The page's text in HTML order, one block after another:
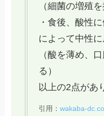
（細菌の増殖を
・食後、酸性
によって中性
（酸を薄め、
る）
以上の2点があ
引用：wakaba-